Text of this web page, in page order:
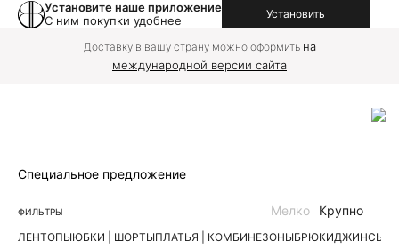
Установите наше приложение
С ним покупки удобнее
Установить
Доставку в вашу страну можно оформить на
международной версии сайта
Специальное предложение
ФИЛЬТРЫ
ЛЕНТОПЫЮБКИ | ШОРТЫПЛАТЬЯ | КОМБИНЕЗОНЫБРЮКИДЖИНСЫ
Мелко Крупно